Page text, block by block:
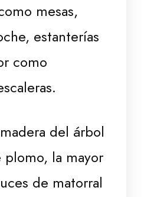
mesas,
estanterías
como
del árbol
la mayor
de matorral